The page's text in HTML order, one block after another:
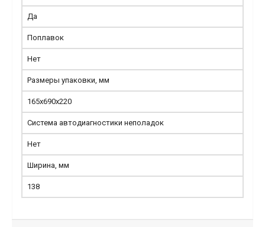
Да
Поплавок
Нет
Размеры упаковки, мм
165х690х220
Система автодиагностики неполадок
Нет
Ширина, мм
138